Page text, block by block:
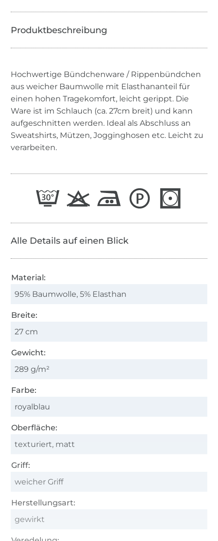
Hochwertige Bündchenware / Rippenbündchen
aus weicher Baumwolle mit Elasthananteil für
einen hohen Tragekomfort, leicht gerippt. Die
Ware ist im Schlauch (ca. 27cm breit) und kann
aufgeschnitten werden. Ideal als Abschluss an
Sweatshirts, Mützen, Jogginghosen etc. Leicht zu
verarbeiten.
Alle Details auf einen Blick
Material:
95% Baumwolle, 5% Elasthan
Breite:
27 cm
Gewicht:
289 g/m²
Farbe:
royalblau
Oberfläche:
texturiert, matt
Griff:
weicher Griff
Herstellungsart:
gewirkt